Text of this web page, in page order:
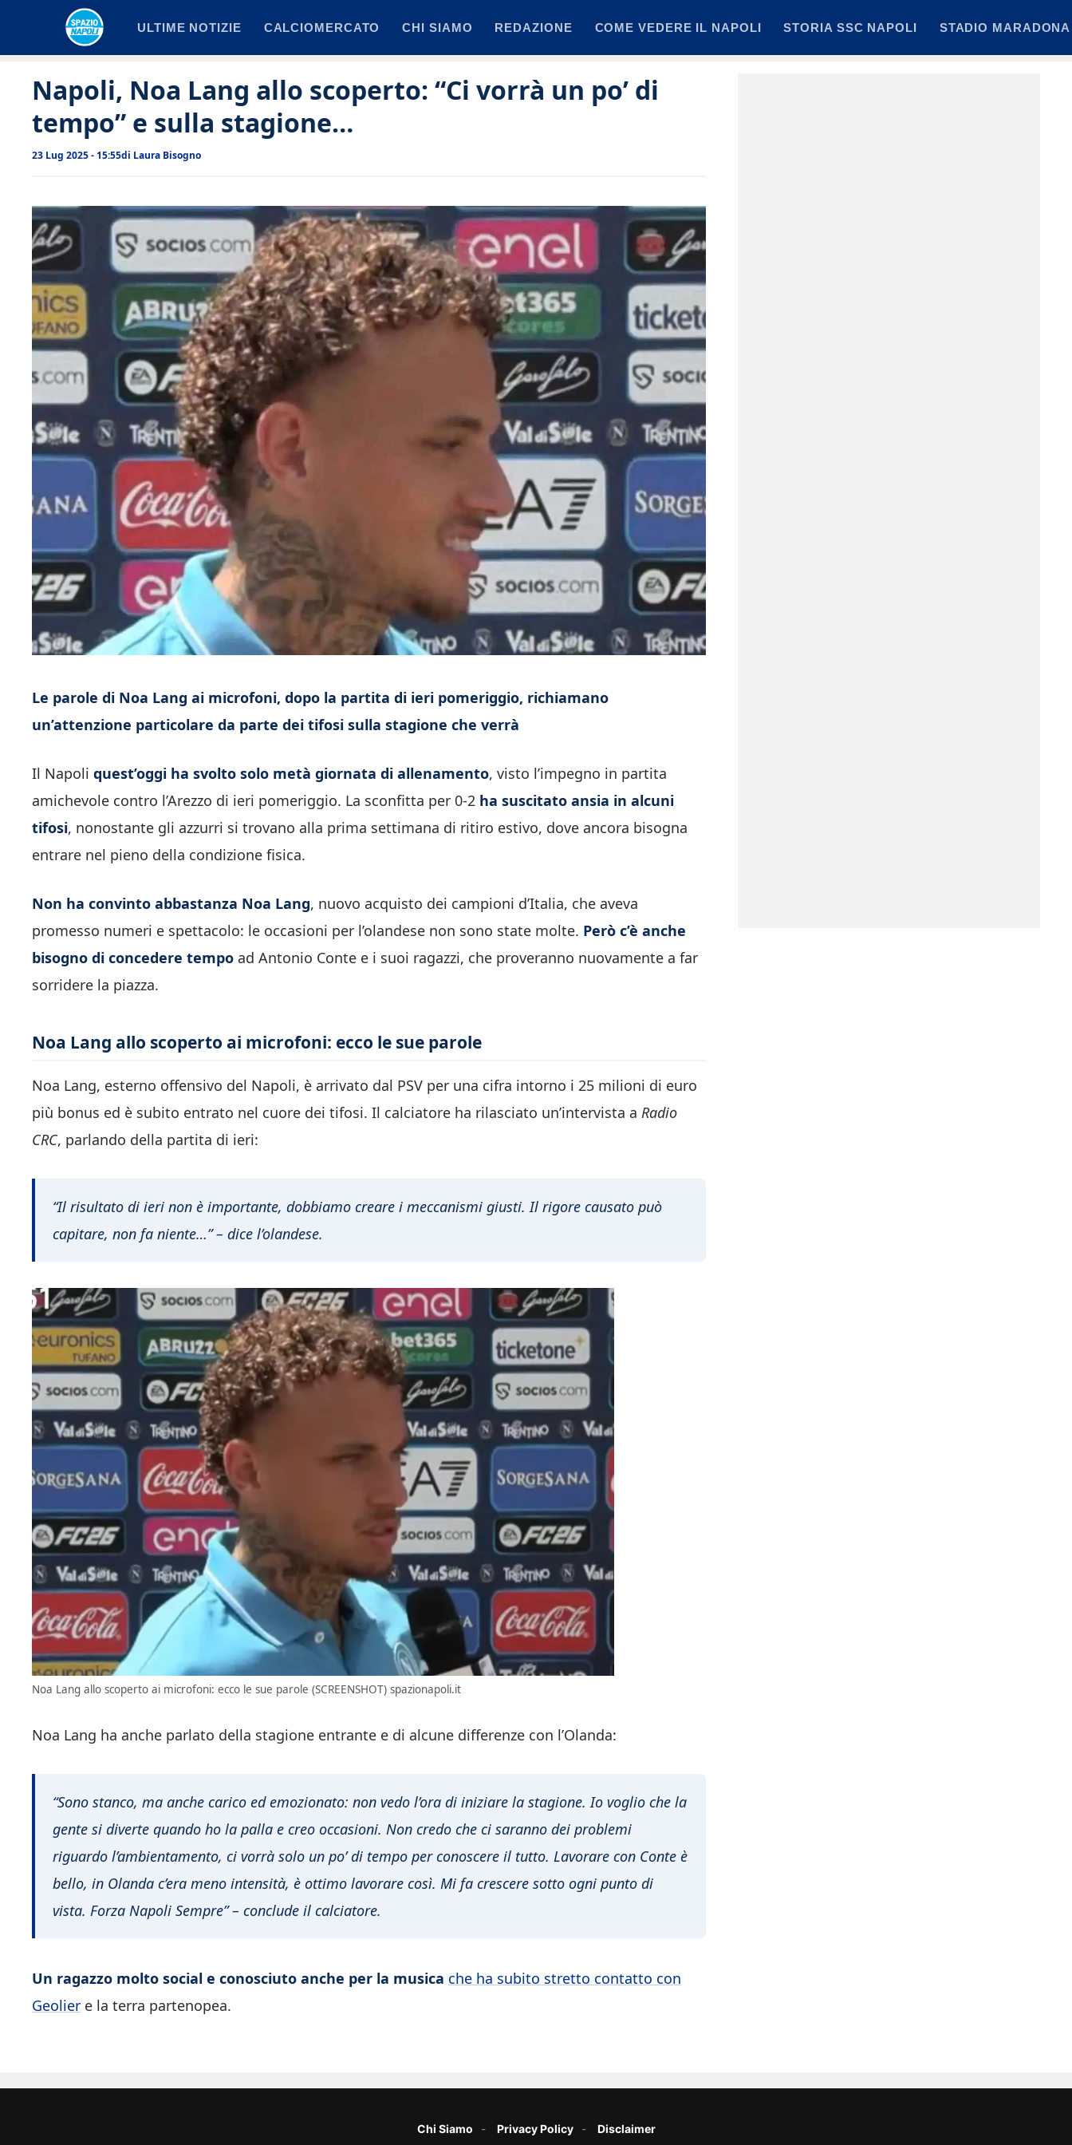
ULTIME NOTIZIE CALCIOMERCATO CHI SIAMO REDAZIONE COME VEDERE IL NAPOLI STORIA SSC NAPOLI STADIO MARADONA
Napoli, Noa Lang allo scoperto: “Ci vorrà un po’ di
tempo” e sulla stagione…
23 Lug 2025 - 15:55di Laura Bisogno
Le parole di Noa Lang ai microfoni, dopo la partita di ieri pomeriggio, richiamano
un’attenzione particolare da parte dei tifosi sulla stagione che verrà
Il Napoli quest’oggi ha svolto solo metà giornata di allenamento, visto l’impegno in partita
amichevole contro l’Arezzo di ieri pomeriggio. La sconfitta per 0-2 ha suscitato ansia in alcuni
tifosi, nonostante gli azzurri si trovano alla prima settimana di ritiro estivo, dove ancora bisogna
entrare nel pieno della condizione fisica.
Non ha convinto abbastanza Noa Lang, nuovo acquisto dei campioni d’Italia, che aveva
promesso numeri e spettacolo: le occasioni per l’olandese non sono state molte. Però c’è anche
bisogno di concedere tempo ad Antonio Conte e i suoi ragazzi, che proveranno nuovamente a far
sorridere la piazza.
Noa Lang allo scoperto ai microfoni: ecco le sue parole
Noa Lang, esterno offensivo del Napoli, è arrivato dal PSV per una cifra intorno i 25 milioni di euro
più bonus ed è subito entrato nel cuore dei tifosi. Il calciatore ha rilasciato un’intervista a Radio
CRC, parlando della partita di ieri:
“Il risultato di ieri non è importante, dobbiamo creare i meccanismi giusti. Il rigore causato può
capitare, non fa niente…” – dice l’olandese.
Noa Lang allo scoperto ai microfoni: ecco le sue parole (SCREENSHOT) spazionapoli.it
Noa Lang ha anche parlato della stagione entrante e di alcune differenze con l’Olanda:
“Sono stanco, ma anche carico ed emozionato: non vedo l’ora di iniziare la stagione. Io voglio che la
gente si diverte quando ho la palla e creo occasioni. Non credo che ci saranno dei problemi
riguardo l’ambientamento, ci vorrà solo un po’ di tempo per conoscere il tutto. Lavorare con Conte è
bello, in Olanda c’era meno intensità, è ottimo lavorare così. Mi fa crescere sotto ogni punto di
vista. Forza Napoli Sempre” – conclude il calciatore.
Un ragazzo molto social e conosciuto anche per la musica che ha subito stretto contatto con
Geolier e la terra partenopea.
Chi Siamo Privacy Policy Disclaimer